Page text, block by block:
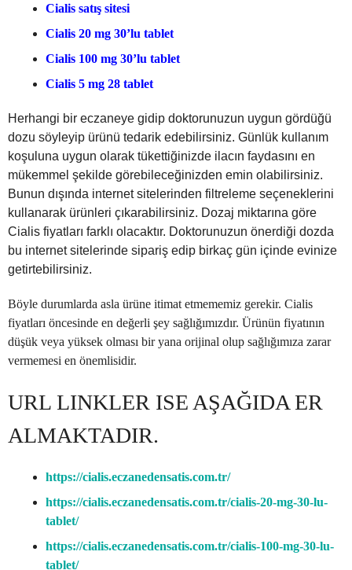
Cialis satış sitesi
Cialis 20 mg 30’lu tablet
Cialis 100 mg 30’lu tablet
Cialis 5 mg 28 tablet
Herhangi bir eczaneye gidip doktorunuzun uygun gördüğü
dozu söyleyip ürünü tedarik edebilirsiniz. Günlük kullanım
koşuluna uygun olarak tükettiğinizde ilacın faydasını en
mükemmel şekilde görebileceğinizden emin olabilirsiniz.
Bunun dışında internet sitelerinden filtreleme seçeneklerini
kullanarak ürünleri çıkarabilirsiniz. Dozaj miktarına göre
Cialis fiyatları farklı olacaktır. Doktorunuzun önerdiği dozda
bu internet sitelerinde sipariş edip birkaç gün içinde evinize
getirtebilirsiniz.
Böyle durumlarda asla ürüne itimat etmememiz gerekir. Cialis
fiyatları öncesinde en değerli şey sağlığımızdır. Ürünün fiyatının
düşük veya yüksek olması bir yana orijinal olup sağlığımıza zarar
vermemesi en önemlisidir.
URL LINKLER ISE AŞAĞIDA ER
ALMAKTADIR.
https://cialis.eczanedensatis.com.tr/
https://cialis.eczanedensatis.com.tr/cialis-20-mg-30-lu-
tablet/
https://cialis.eczanedensatis.com.tr/cialis-100-mg-30-lu-
tablet/